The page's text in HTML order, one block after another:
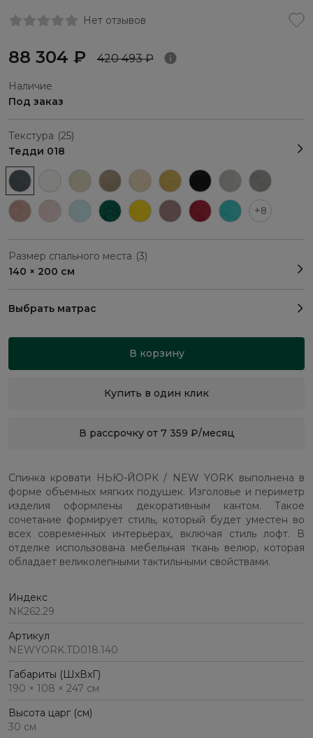
Нет отзывов
88 304 ₽ 420 493 ₽
Наличие
Под заказ
Текстура (25)
Тедди 018
+8
Размер спального места (3)
140 × 200 см
Выбрать матрас
В корзину
Купить в один клик
В рассрочку от 7 359 ₽/месяц
Спинка кровати НЬЮ-ЙОРК / NEW YORK выполнена в
форме объемных мягких подушек. Изголовье и периметр
изделия оформлены декоративным кантом. Такое
сочетание формирует стиль, который будет уместен во
всех современных интерьерах, включая стиль лофт. В
отделке использована мебельная ткань велюр, которая
обладает великолепными тактильными свойствами.
Индекс
NK262.29
Артикул
NEWYORK.TD018.140
Габариты (ШхВхГ)
190 × 108 × 247 см
Высота царг (см)
30 см